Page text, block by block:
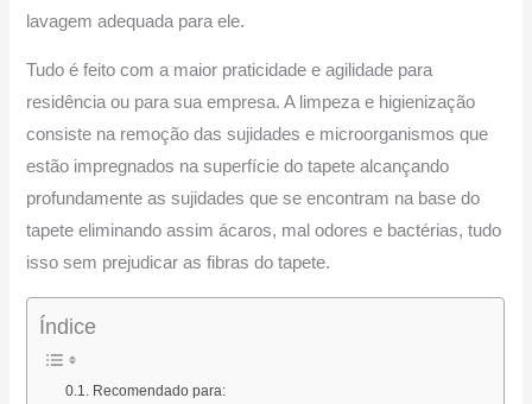
lavagem adequada para ele.
Tudo é feito com a maior praticidade e agilidade para
residência ou para sua empresa. A limpeza e higienização
consiste na remoção das sujidades e microorganismos que
estão impregnados na superfície do tapete alcançando
profundamente as sujidades que se encontram na base do
tapete eliminando assim ácaros, mal odores e bactérias, tudo
isso sem prejudicar as fibras do tapete.
Índice
Recomendado para: